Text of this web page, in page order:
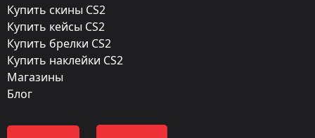
Finish catalog:
Популярность:
85 %
Купить скины CS2
Купить кейсы CS2
Купить брелки CS2
Купить наклейки CS2
Магазины
Блог